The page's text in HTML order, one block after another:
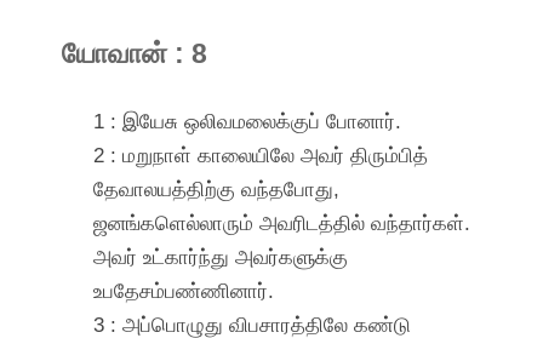
யோவான் : 8
1 : இயேசு ஒலிவமலைக்குப் போனார்.
2 : மறுநாள் காலையிலே அவர் திரும்பித்
தேவாலயத்திற்கு வந்தபோது,
ஜனங்களெல்லாரும் அவரிடத்தில் வந்தார்கள்.
அவர் உட்கார்ந்து அவர்களுக்கு
உபதேசம்பண்ணினார்.
3 : அப்பொழுது விபசாரத்திலே கண்டு